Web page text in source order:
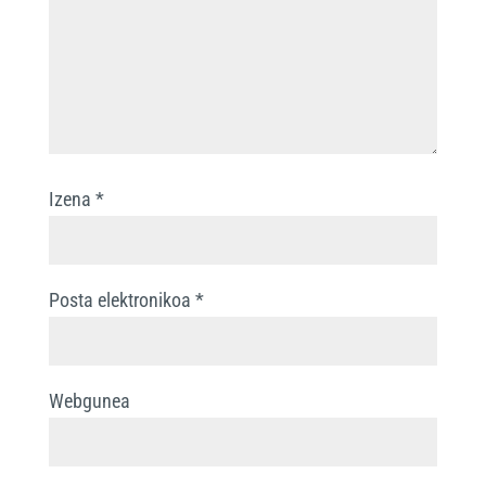
Izena *
Posta elektronikoa *
Webgunea